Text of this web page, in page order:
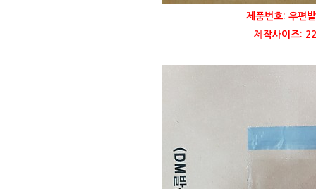
제품번호: 우편
제작사이즈: